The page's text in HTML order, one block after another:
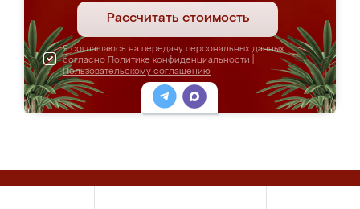
Рассчитать стоимость
Я соглашаюсь на передачу персональных данных
согласно Политике конфиденциальности
Пользовательскому соглашению